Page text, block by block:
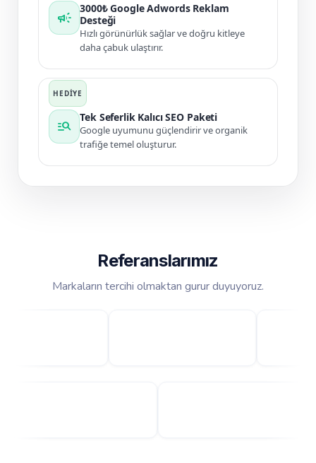
campaign
3000₺ Google Adwords Reklam
Desteği
Hızlı görünürlük sağlar ve doğru kitleye
daha çabuk ulaştırır.
manage_search
Tek Seferlik Kalıcı SEO Paketi
Google uyumunu güçlendirir ve organik
trafiğe temel oluşturur.
Referanslarımız
Markaların tercihi olmaktan gurur duyuyoruz.